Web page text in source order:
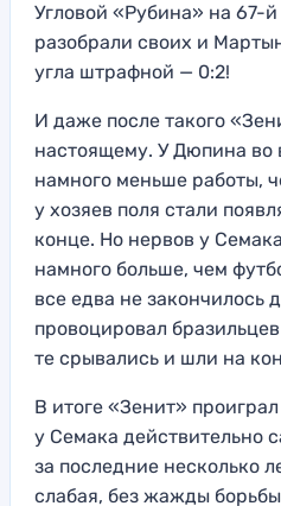
Угловой «Рубина» на 67-
разобрали своих и
угла штрафной — 0:2!
И даже после такого
настоящему. У Дюпина во
намного меньше работы,
у хозяев поля стали
конце. Но нервов у
намного больше, чем
все едва не закончилось
провоцировал
те срывались и шли на
В итоге «Зенит»
у Семака действительно
за последние несколько
слабая, без жажды